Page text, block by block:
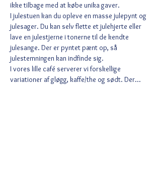
ikke tilbage med at købe unika gaver.
I julestuen kan du opleve en masse julepynt og
julesager. Du kan selv flette et julehjerte eller
lave en julestjerne i tonerne til de kendte
julesange. Der er pyntet pænt op, så
julestemningen kan indfinde sig.
I vores lille café serverer vi forskellige
variationer af gløgg, kaffe/the og sødt. Der…